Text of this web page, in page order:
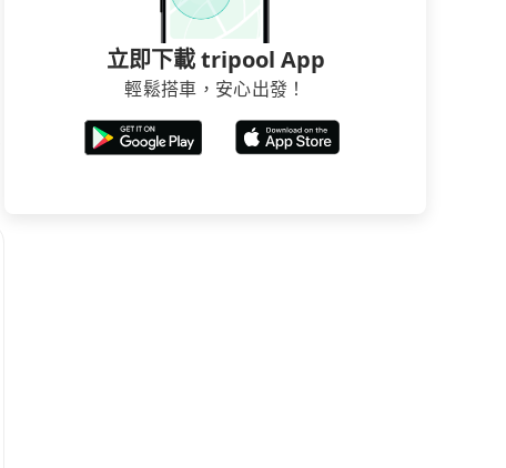
立即下載 tripool App
輕鬆搭車，安心出發！